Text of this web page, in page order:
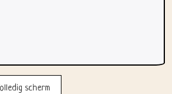
scherm